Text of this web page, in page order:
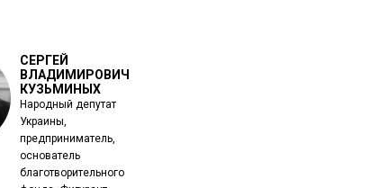
СЕРГЕЙ
ВЛАДИМИРОВИЧ
КУЗЬМИНЫХ
Народный депутат
Украины,
предприниматель,
основатель
благотворительного